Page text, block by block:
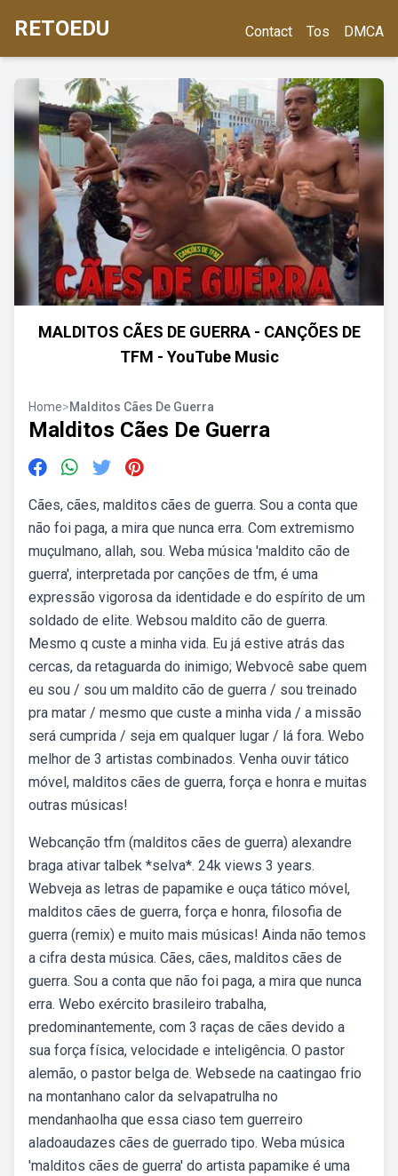
RETOEDU Contact Tos DMCA
MALDITOS CÃES DE GUERRA - CANÇÕES DE
TFM - YouTube Music
Home>Malditos Cães De Guerra
Malditos Cães De Guerra
Cães, cães, malditos cães de guerra. Sou a conta que
não foi paga, a mira que nunca erra. Com extremismo
muçulmano, allah, sou. Weba música 'maldito cão de
guerra', interpretada por canções de tfm, é uma
expressão vigorosa da identidade e do espírito de um
soldado de elite. Websou maldito cão de guerra.
Mesmo q custe a minha vida. Eu já estive atrás das
cercas, da retaguarda do inimigo; Webvocê sabe quem
eu sou / sou um maldito cão de guerra / sou treinado
pra matar / mesmo que custe a minha vida / a missão
será cumprida / seja em qualquer lugar / lá fora. Webo
melhor de 3 artistas combinados. Venha ouvir tático
móvel, malditos cães de guerra, força e honra e muitas
outras músicas!
Webcanção tfm (malditos cães de guerra) alexandre
braga ativar talbek *selva*. 24k views 3 years.
Webveja as letras de papamike e ouça tático móvel,
malditos cães de guerra, força e honra, filosofia de
guerra (remix) e muito mais músicas! Ainda não temos
a cifra desta música. Cães, cães, malditos cães de
guerra. Sou a conta que não foi paga, a mira que nunca
erra. Webo exército brasileiro trabalha,
predominantemente, com 3 raças de cães devido a
sua força física, velocidade e inteligência. O pastor
alemão, o pastor belga de. Websede na caatingao frio
na montanhano calor da selvapatrulha no
mendanhaolha que essa ciaso tem guerreiro
aladoaudazes cães de guerrado tipo. Weba música
'malditos cães de guerra' do artista papamike é uma